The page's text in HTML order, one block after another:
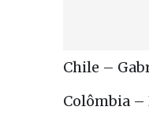
Chile –
Colômbia –